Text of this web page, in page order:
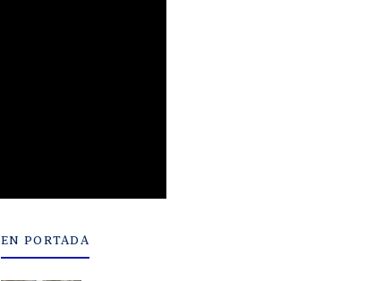
EN PORTADA